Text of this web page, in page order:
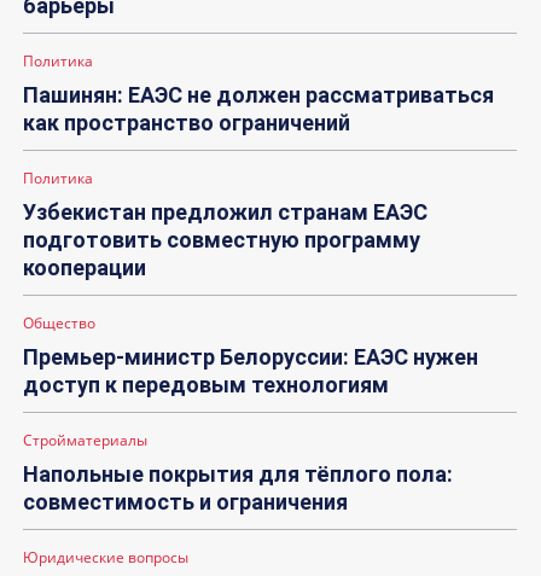
барьеры
Политика
Пашинян: ЕАЭС не должен рассматриваться
как пространство ограничений
Политика
Узбекистан предложил странам ЕАЭС
подготовить совместную программу
кооперации
Общество
Премьер-министр Белоруссии: ЕАЭС нужен
доступ к передовым технологиям
Стройматериалы
Напольные покрытия для тёплого пола:
совместимость и ограничения
Юридические вопросы